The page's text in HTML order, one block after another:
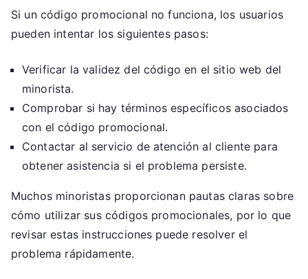
Si un código promocional no funciona, los usuarios
pueden intentar los siguientes pasos:
Verificar la validez del código en el sitio web del
minorista.
Comprobar si hay términos específicos asociados
con el código promocional.
Contactar al servicio de atención al cliente para
obtener asistencia si el problema persiste.
Muchos minoristas proporcionan pautas claras sobre
cómo utilizar sus códigos promocionales, por lo que
revisar estas instrucciones puede resolver el
problema rápidamente.